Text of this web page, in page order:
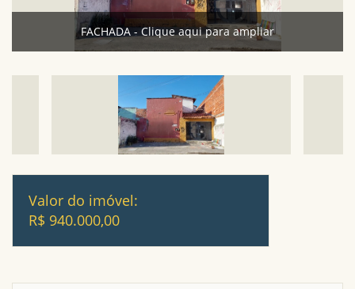
FACHADA - Clique aqui para ampliar
Valor do imóvel:
R$ 940.000,00